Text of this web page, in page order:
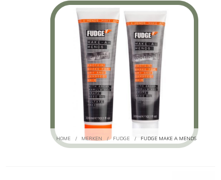
HOME / MERKEN / FUDGE / FUDGE MAKE A MENDS